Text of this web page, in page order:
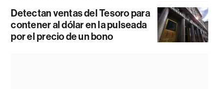
Detectan ventas del Tesoro para
contener al dólar en la pulseada
por el precio de un bono